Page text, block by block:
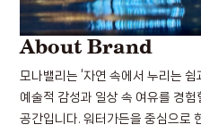
About Brand
모나밸리는 ‘자연 속에서 누리는
예술적 감성과 일상 속 여유를 경
공간입니다. 워터가든을 중심으로